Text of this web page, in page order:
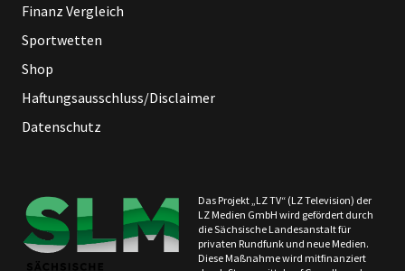
Finanz Vergleich
Sportwetten
Shop
Haftungsausschluss/Disclaimer
Datenschutz
Das Projekt „LZ TV“ (LZ Television) der
LZ Medien GmbH wird gefördert durch
die Sächsische Landesanstalt für
privaten Rundfunk und neue Medien.
Diese Maßnahme wird mitfinanziert